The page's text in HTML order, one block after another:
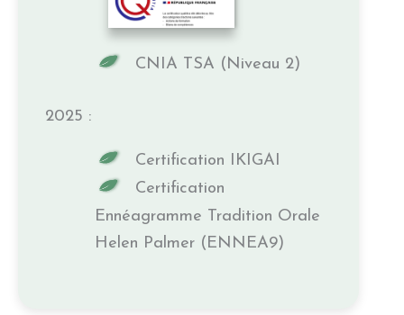
CNIA TSA (Niveau 2)
2025 :
Certification IKIGAI
Certification
Ennéagramme Tradition Orale
Helen Palmer (ENNEA9)